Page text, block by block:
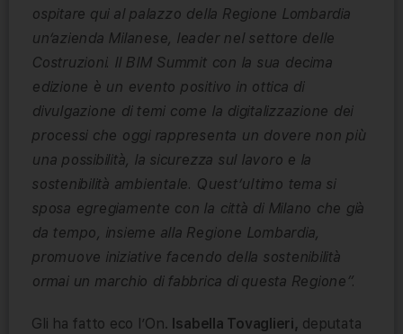
ospitare qui al palazzo della Regione Lombardia
un’azienda Milanese, leader nel settore delle
Costruzioni. Il BIM Summit con la sua decima
edizione è un evento positivo in ottica di
divulgazione di temi come la digitalizzazione dei
processi che oggi rappresenta un dovere non più
una possibilità, la sicurezza sul lavoro e la
sostenibilità ambientale. Quest’ultimo tema si
sposa egregiamente con la città di Milano che già
da tempo, insieme alla Regione Lombardia,
promuove iniziative facendo della sostenibilità
ormai un marchio di fabbrica di questa Regione”.
Gli ha fatto eco l’On. Isabella Tovaglieri, deputata